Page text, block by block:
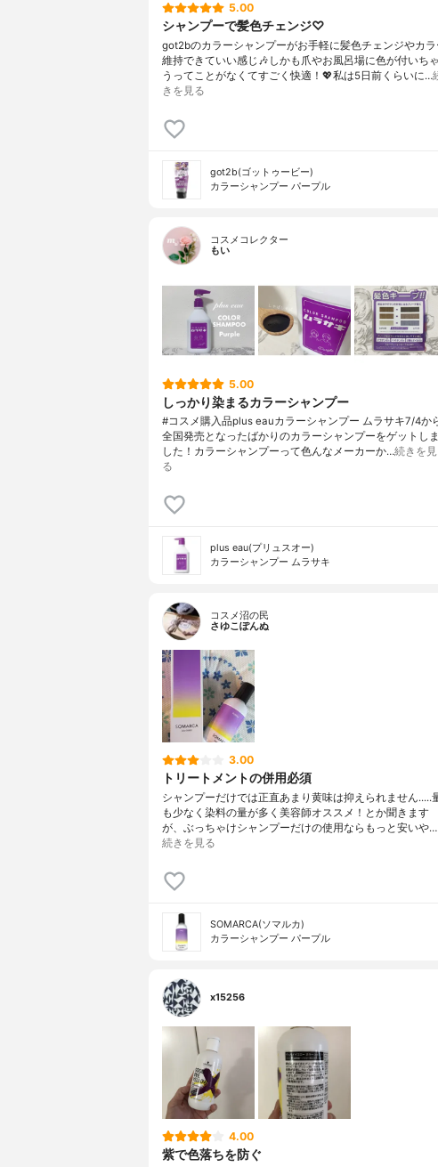
5.00
シャンプーで髪色チェンジ♡
got2bのカラーシャンプーがお手軽に髪色チェンジやカラ
維持できていい感じ🎶しかも爪やお風呂場に色が付いちゃ
うってことがなくてすごく快適！💖私は5日前くらいに…
きを見る
got2b(ゴットゥービー)
カラーシャンプー パープル
コスメコレクター
もい
5.00
しっかり染まるカラーシャンプー
#コスメ購入品plus eauカラーシャンプー ムラサキ7/4か
全国発売となったばかりのカラーシャンプーをゲットしま
した！カラーシャンプーって色んなメーカーか…続きを見
る
plus eau(プリュスオー)
カラーシャンプー ムラサキ
コスメ沼の民
さゆこぽんぬ
3.00
トリートメントの併用必須
シャンプーだけでは正直あまり黄味は抑えられません.....
も少なく染料の量が多く美容師オススメ！とか聞きます
が、ぶっちゃけシャンプーだけの使用ならもっと安いや…
続きを見る
SOMARCA(ソマルカ)
カラーシャンプー パープル
x15256
4.00
紫で色落ちを防ぐ